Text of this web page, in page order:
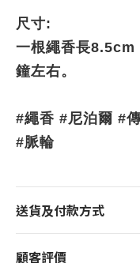
尺寸:
一根繩香長8.5cm
鐘左右。
#繩香 #尼泊爾 #
#脈輪
送貨及付款方式
顧客評價